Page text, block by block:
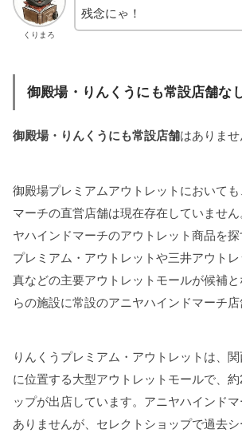
くりまろ
残念にゃ！
御殿場・りんくうにも常設店舗な
御殿場・りんくうにも常設店舗はありませ
御殿場プレミアムアウトレットにおいて
マーチの直営店舗は現在存在していませ
ヤハインドマーチのアウトレット商品を探
プレミアム・アウトレットや三井アウト
真などの主要アウトレットモールが候補
らの施設に常設のアニヤハインドマーチ店
りんくうプレミアム・アウトレットは、
に位置する大型アウトレットモールで、
ップが出店しています。アニヤハインド
ありませんが、セレクトショップで過去